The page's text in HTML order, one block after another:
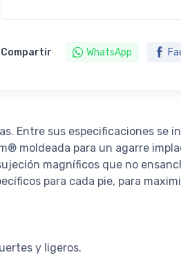
Compartir WhatsApp
Entre sus especificaciones se
moldeada para un agarre
magníficos que no
para cada pie, para
y ligeros.